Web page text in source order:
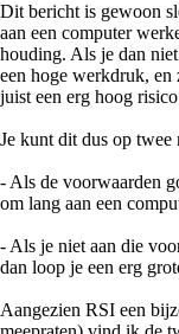
Dit bericht is gewoon
aan een computer
houding. Als je dan
een hoge werkdruk,
juist een erg hoog
Je kunt dit dus op twee
- Als de voorwaarden
om lang aan een
- Als je niet aan die
dan loop je een erg
Aangezien RSI een